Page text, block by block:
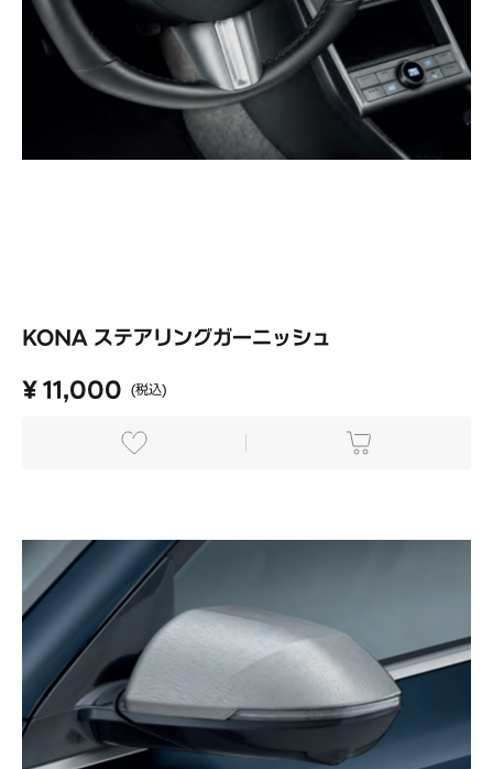
KONA ステアリングガーニッシュ
¥ 11,000 (税込)